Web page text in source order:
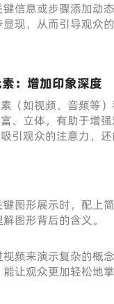
键信息或步骤添加动
现，从而引导观众的
：增加印象深度
（如视频、音频等
、立体，有助于增
引观众的注意力，
键图形展示时，配上
图形背后的含义。
视频来演示复杂的概
让观众更加轻松地掌